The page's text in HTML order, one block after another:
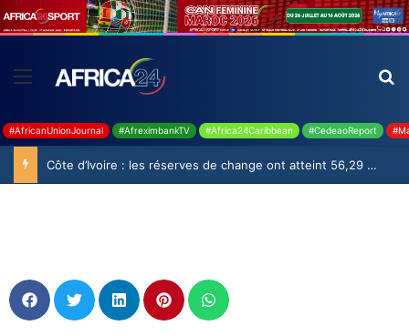
#AfricanUnionJournal #AfreximbankTV #Africa24Caribbean #CedeaoReport
Côte d’Ivoire : les réserves de change ont atteint 56,29 milliards USD en juillet